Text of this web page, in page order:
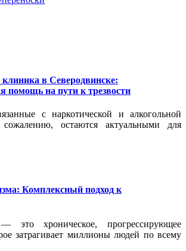
в Северодвинске:
помощь на пути к трезвости
с наркотической и алкогольной
остаются актуальными для
Комплексный подход к
это хроническое, прогрессирующее
затрагивает миллионы людей по всему